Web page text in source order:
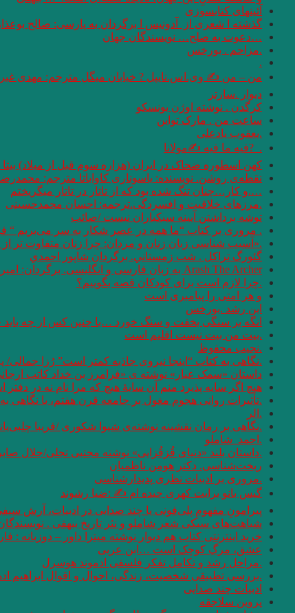
آئینهای كتابسوزی
گذشته ا شعری از آدونیس ا برگردان به پارسی: صالح بوعذار
…دعوت به صلح… نویسندگان جهان
.مزاحم . بورخس
.
من – من ✍ وی.اس.نایپل ? خیابان میگل مترجم: مهدی
دیوار .سارتر
کرگدن . نوشته اوژن یونسکو
ساعت من . مارک تواین
.یعقوب یادعلی
. ‏ ?فیه ما فیه ✍مولانا
کهن اسطوره ضحاک در ایران (هزاره سوم قبل از میلاد)
نقطه‌ی روشن. نویسنده: یاسوناری کاواباتا مترجم:
….و كار…چنان تنگ شده بود كه از تاتار در تاتار ميگريختم
.مرزهای خلاقیت و افسردگی.ترجمه: احسان محمدحسینی
توشه برداشتن آیینه سبکباران نیست /صائب
. مروری بر کتاب “ما همه در عصر شکار به سر می‌بریم “‌
.«آسیب شناسی زبان زنان و مردان: چرا زنان متفاوت تر از مردان
گئورگ تراكل . شب زمستاني. برگردان شاپور احمدي
Arash The Archer به زبان فارسی و انگلیسی. برگردان: امیر مرعشی
.چرا لازم است برای کودکان قصه بگوییم؟
و هر امتى را پيامبرى است
ابن رشد .بورخس
انگه بر سنگی بخفت و سنگ خورد …با چنین کس از چه
.بیت من بیت نیست اقلیم است
.نجیب محفوظ
.نگاهی به کتاب “اینجا نیروی جاذبه کمتر است” رُزا جمالی/
داستان «سمک عیار» نوشته ی «فرامرز بن خداد کاتب
هیچ اگر سایه پذیرد منم آن سایهٔ هیچ که مرا نام نه در دفتر
.تأثیرات روانی هجوم مغول بر جامعه قرن هفتم، با نگاهی به
.الر
.نگاهی بر رمان نقشینه نوشته‌ی شیوا شکوری /فریبا
.احمد_شاملو
.داستان بلند «دنیای قُزقُزایی» نوشته مجتبی تجلی/جلال
ریخت‌شناسی. دکتر هومن ناظمیان
.مروری بر ادبیات نظری پدیدارشناسی
گیس بانو برایت کهری چیده ام ✍ :ضیا رشوند
پیرامونِ مفهومِ پلی‌فونی یا چند صدایی در ادبیات، آرش
شباهت‌های سبکی شعر شاملو و نثر تاریخ بیهقی .
خرید اینترنتی کتاب هم دیوار نوشته میترا داور – دوزبانه
عشق، مرگِ کوچک است …ابن عربی
.مراحل رشد و تکامل تفکر فلسفی ادموند هوسرل
.بررسی تطبیقی شخصیت، زندگی، احوال و اقوال ابراهیم
ادبیات چند صدایی
پروین سلاجقه